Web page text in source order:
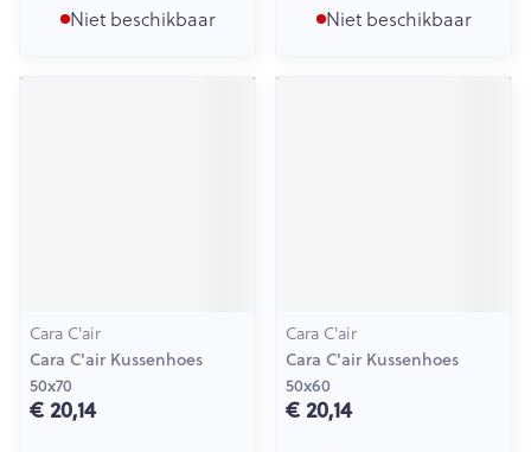
Niet beschikbaar Niet beschikbaar
Cara C'air
Cara C'air Kussenhoes
50x70
€ 20,14
Cara C'air
Cara C'air Kussenhoes
50x60
€ 20,14